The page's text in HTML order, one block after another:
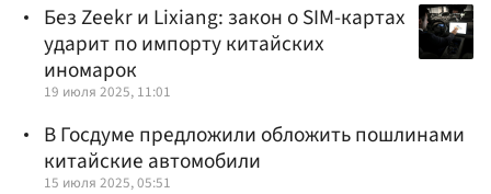
Без Zeekr и Lixiang: закон о SIM-картах
ударит по импорту китайских
иномарок
19 июля 2025, 11:01
В Госдуме предложили обложить пошлинами
китайские автомобили
15 июля 2025, 05:51